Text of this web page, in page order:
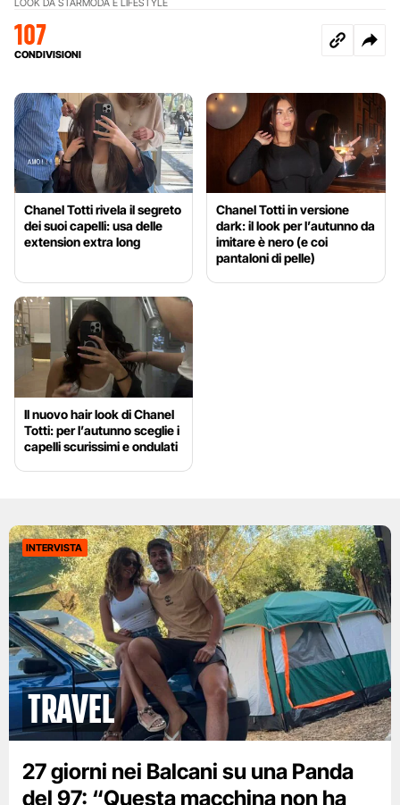
107
CONDIVISIONI
Chanel Totti rivela il segreto
dei suoi capelli: usa delle
extension extra long
Chanel Totti in versione
dark: il look per l’autunno da
imitare è nero (e coi
pantaloni di pelle)
Il nuovo hair look di Chanel
Totti: per l’autunno sceglie i
capelli scurissimi e ondulati
INTERVISTA
Travel
27 giorni nei Balcani su una Panda
del 97: “Questa macchina non ha